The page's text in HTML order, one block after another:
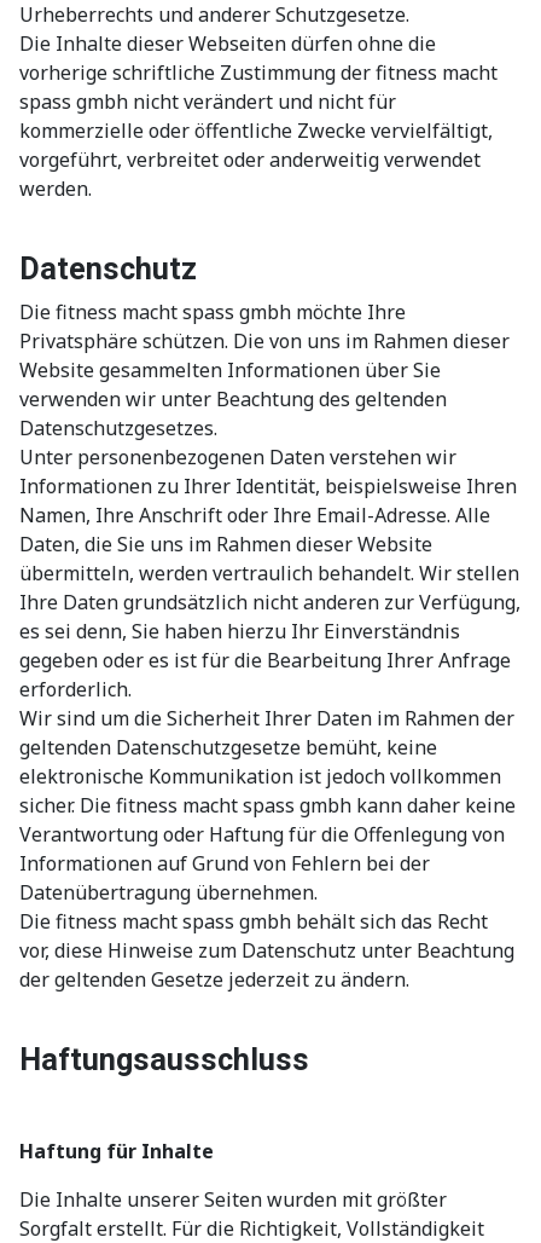
Urheberrechts und anderer Schutzgesetze.
Die Inhalte dieser Webseiten dürfen ohne die
vorherige schriftliche Zustimmung der fitness macht
spass gmbh nicht verändert und nicht für
kommerzielle oder öffentliche Zwecke vervielfältigt,
vorgeführt, verbreitet oder anderweitig verwendet
werden.
Datenschutz
Die fitness macht spass gmbh möchte Ihre
Privatsphäre schützen. Die von uns im Rahmen dieser
Website gesammelten Informationen über Sie
verwenden wir unter Beachtung des geltenden
Datenschutzgesetzes.
Unter personenbezogenen Daten verstehen wir
Informationen zu Ihrer Identität, beispielsweise Ihren
Namen, Ihre Anschrift oder Ihre Email-Adresse. Alle
Daten, die Sie uns im Rahmen dieser Website
übermitteln, werden vertraulich behandelt. Wir stellen
Ihre Daten grundsätzlich nicht anderen zur Verfügung,
es sei denn, Sie haben hierzu Ihr Einverständnis
gegeben oder es ist für die Bearbeitung Ihrer Anfrage
erforderlich.
Wir sind um die Sicherheit Ihrer Daten im Rahmen der
geltenden Datenschutzgesetze bemüht, keine
elektronische Kommunikation ist jedoch vollkommen
sicher. Die fitness macht spass gmbh kann daher keine
Verantwortung oder Haftung für die Offenlegung von
Informationen auf Grund von Fehlern bei der
Datenübertragung übernehmen.
Die fitness macht spass gmbh behält sich das Recht
vor, diese Hinweise zum Datenschutz unter Beachtung
der geltenden Gesetze jederzeit zu ändern.
Haftungsausschluss
Haftung für Inhalte
Die Inhalte unserer Seiten wurden mit größter
Sorgfalt erstellt. Für die Richtigkeit, Vollständigkeit